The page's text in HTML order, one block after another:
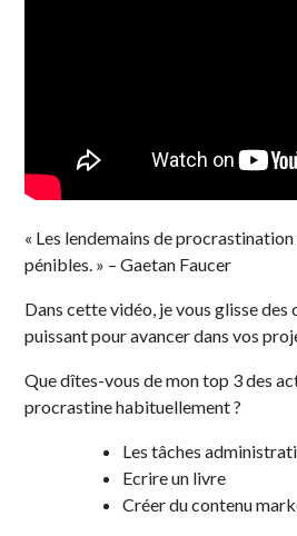
« Les lendemains de
pénibles. » – Gaetan Faucer
Dans cette vidéo, je vous glisse des
puissant pour avancer dans vos
Que dîtes-vous de mon top 3 des
procrastine habituellement ?
Les tâches
Ecrire un livre
Créer du contenu